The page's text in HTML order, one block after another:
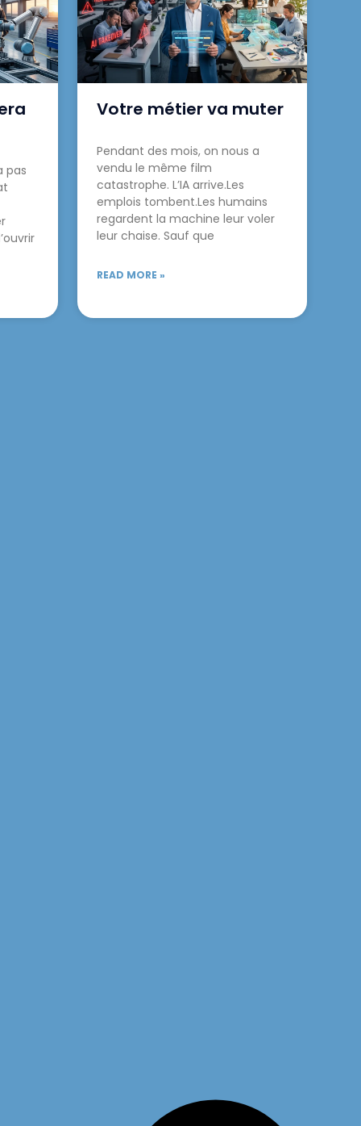
pas
Votre métier va muter
Pendant des mois, on nous a
vendu le même film
catastrophe. L’IA arrive.Les
emplois tombent.Les humains
regardent la machine leur voler
leur chaise. Sauf que
READ MORE »